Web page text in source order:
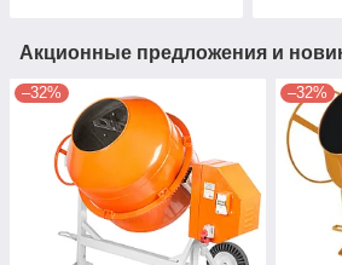
Акционные предложения и
–32% –32%